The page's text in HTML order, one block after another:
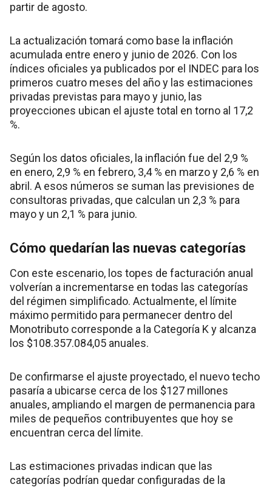
partir de agosto.
La actualización tomará como base la inflación
acumulada entre enero y junio de 2026. Con los
índices oficiales ya publicados por el INDEC para los
primeros cuatro meses del año y las estimaciones
privadas previstas para mayo y junio, las
proyecciones ubican el ajuste total en torno al 17,2
%.
Según los datos oficiales, la inflación fue del 2,9 %
en enero, 2,9 % en febrero, 3,4 % en marzo y 2,6 % en
abril. A esos números se suman las previsiones de
consultoras privadas, que calculan un 2,3 % para
mayo y un 2,1 % para junio.
Cómo quedarían las nuevas categorías
Con este escenario, los topes de facturación anual
volverían a incrementarse en todas las categorías
del régimen simplificado. Actualmente, el límite
máximo permitido para permanecer dentro del
Monotributo corresponde a la Categoría K y alcanza
los $108.357.084,05 anuales.
De confirmarse el ajuste proyectado, el nuevo techo
pasaría a ubicarse cerca de los $127 millones
anuales, ampliando el margen de permanencia para
miles de pequeños contribuyentes que hoy se
encuentran cerca del límite.
Las estimaciones privadas indican que las
categorías podrían quedar configuradas de la